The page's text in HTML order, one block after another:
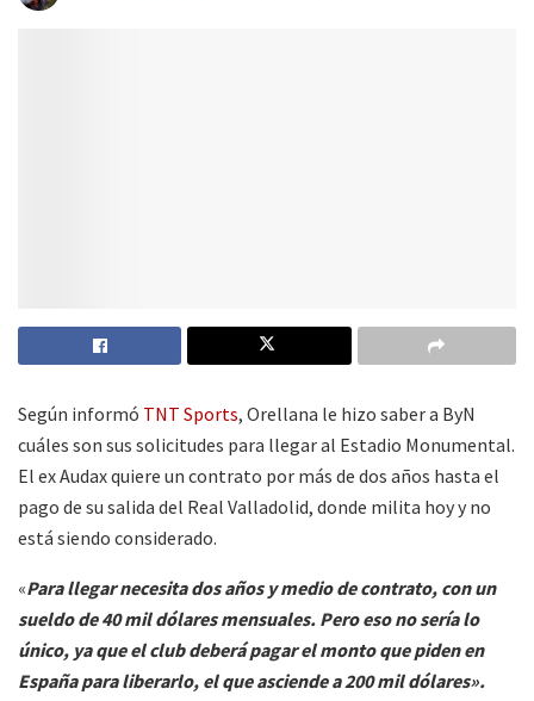
Según informó TNT Sports, Orellana le hizo saber a ByN
cuáles son sus solicitudes para llegar al Estadio Monumental.
El ex Audax quiere un contrato por más de dos años hasta el
pago de su salida del Real Valladolid, donde milita hoy y no
está siendo considerado.
«Para llegar necesita dos años y medio de contrato, con un
sueldo de 40 mil dólares mensuales. Pero eso no sería lo
único, ya que el club deberá pagar el monto que piden en
España para liberarlo, el que asciende a 200 mil dólares».